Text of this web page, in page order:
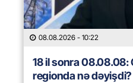
08.08.2026 - 10:22
18 il sonra 08.08.08:
regionda nə dəyişdi?